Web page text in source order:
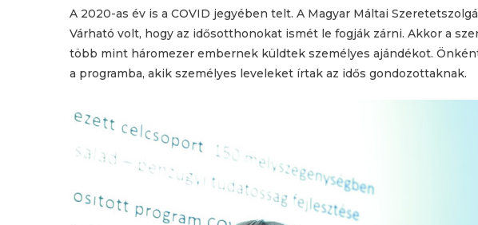
A 2020-as év is a COVID jegyében telt. A Magyar Máltai
Várható volt, hogy az idősotthonokat ismét le fogják zárni. Akkor a
több mint háromezer embernek küldtek személyes ajándékot.
a programba, akik személyes leveleket írtak az idős gondozottaknak.